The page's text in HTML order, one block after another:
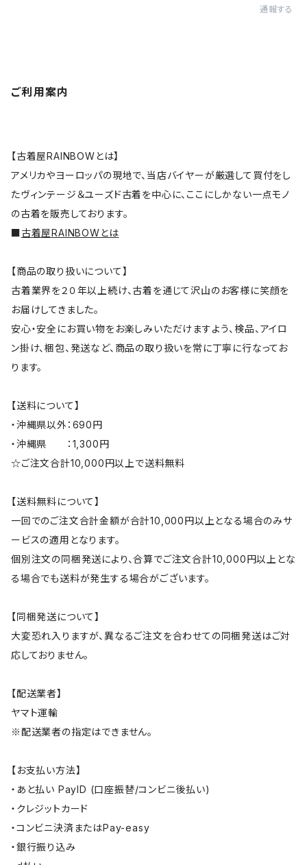
通報する
ご利用案内
【古着屋RAINBOWとは】
アメリカやヨーロッパの現地で、当店バイヤーが厳選して買付をし
たヴィンテージ＆ユーズド古着を中心に、ここにしかない一点モノ
の古着を販売しております。
■古着屋RAINBOWとは
【商品の取り扱いについて】
古着業界を２０年以上続け、古着を通じて沢山のお客様に笑顔を
お届けしてきました。
安心・安全にお買い物をお楽しみいただけますよう、検品、アイロ
ン掛け、梱包、発送など、商品の取り扱いを常に丁寧に行なってお
ります。
【送料について】
・沖縄県以外：690円
・沖縄県 ：1,300円
☆ご注文合計10,000円以上で送料無料
【送料無料について】
一回でのご注文合計金額が合計10,000円以上となる場合のみサ
ービスの適用となります。
個別注文の同梱発送により、合算でご注文合計10,000円以上とな
る場合でも送料が発生する場合がございます。
【同梱発送について】
大変恐れ入りますが、異なるご注文を合わせての同梱発送はご対
応しておりません。
【配送業者】
ヤマト運輸
※配送業者の指定はできません。
【お支払い方法】
・あと払い PayID (口座振替/コンビニ後払い)
・クレジットカード
・コンビニ決済またはPay-easy
・銀行振り込み